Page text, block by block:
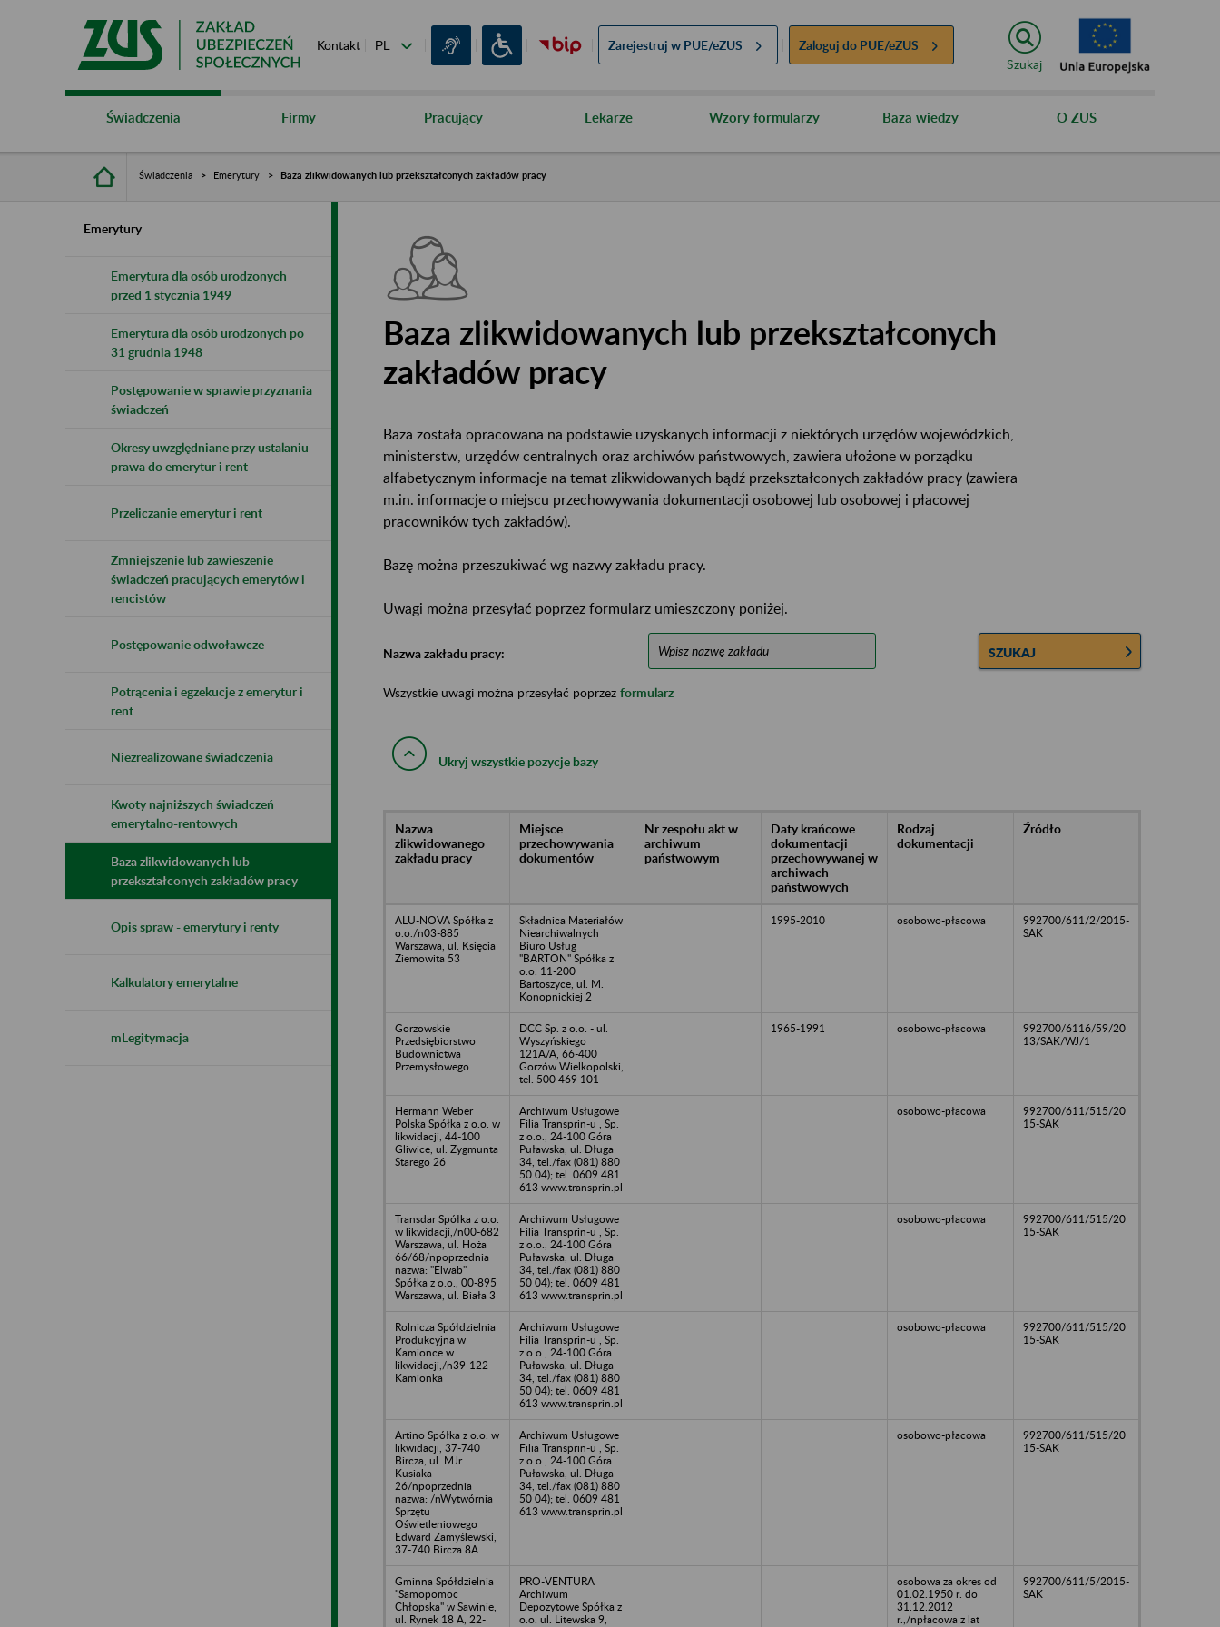
Kontakt Zarejestruj w PUE/eZUS Zaloguj do PUE/eZUS
Szukaj
Świadczenia Firmy Pracujący Lekarze Wzory formularzy Baza wiedzy O ZUS
Świadczenia Emerytury Baza zlikwidowanych lub przekształconych zakładów pracy
Emerytury
Emerytura dla osób urodzonych
przed 1 stycznia 1949
Emerytura dla osób urodzonych po
31 grudnia 1948
Postępowanie w sprawie przyznania
świadczeń
Okresy uwzględniane przy ustalaniu
prawa do emerytur i rent
Przeliczanie emerytur i rent
Zmniejszenie lub zawieszenie
świadczeń pracujących emerytów i
rencistów
Postępowanie odwoławcze
Potrącenia i egzekucje z emerytur i
rent
Niezrealizowane świadczenia
Kwoty najniższych świadczeń
emerytalno-rentowych
Baza zlikwidowanych lub
przekształconych zakładów pracy
Opis spraw - emerytury i renty
Kalkulatory emerytalne
mLegitymacja
Baza zlikwidowanych lub przekształconych
zakładów pracy
Baza została opracowana na podstawie uzyskanych informacji z niektórych urzędów wojewódzkich,
ministerstw, urzędów centralnych oraz archiwów państwowych, zawiera ułożone w porządku
alfabetycznym informacje na temat zlikwidowanych bądź przekształconych zakładów pracy (zawiera
m.in. informacje o miejscu przechowywania dokumentacji osobowej lub osobowej i płacowej
pracowników tych zakładów).
Bazę można przeszukiwać wg nazwy zakładu pracy.
Uwagi można przesyłać poprzez formularz umieszczony poniżej.
Nazwa zakładu pracy: SZUKAJ
Wszystkie uwagi można przesyłać poprzez formularz
Ukryj wszystkie pozycje bazy
Nazwa
zlikwidowanego
zakładu pracy
Miejsce
przechowywania
dokumentów
Nr zespołu akt w
archiwum
państwowym
Daty krańcowe
dokumentacji
przechowywanej w
archiwach
państwowych
Rodzaj
dokumentacji
Źródło
ALU-NOVA Spółka z
o.o./n03-885
Warszawa, ul. Księcia
Ziemowita 53
Składnica Materiałów
Niearchiwalnych
Biuro Usług
"BARTON" Spółka z
o.o. 11-200
Bartoszyce, ul. M.
Konopnickiej 2
1995-2010 osobowo-płacowa
992700/611/2/2015-
SAK
Gorzowskie
Przedsiębiorstwo
Budownictwa
Przemysłowego
DCC Sp. z o.o. - ul.
Wyszyńskiego
121A/A, 66-400
Gorzów Wielkopolski,
tel. 500 469 101
1965-1991 osobowo-płacowa
992700/6116/59/20
13/SAK/WJ/1
Hermann Weber
Polska Spółka z o.o. w
likwidacji, 44-100
Gliwice, ul. Zygmunta
Starego 26
Archiwum Usługowe
Filia Transprin-u , Sp.
z o.o., 24-100 Góra
Puławska, ul. Długa
34, tel./fax (081) 880
50 04); tel. 0609 481
613 www.transprin.pl
osobowo-płacowa
992700/611/515/20
15-SAK
Transdar Spółka z o.o.
w likwidacji,/n00-682
Warszawa, ul. Hoża
66/68/npoprzednia
nazwa: "Elwab"
Spółka z o.o., 00-895
Warszawa, ul. Biała 3
Archiwum Usługowe
Filia Transprin-u , Sp.
z o.o., 24-100 Góra
Puławska, ul. Długa
34, tel./fax (081) 880
50 04); tel. 0609 481
613 www.transprin.pl
osobowo-płacowa
992700/611/515/20
15-SAK
Rolnicza Spółdzielnia
Produkcyjna w
Kamionce w
likwidacji,/n39-122
Kamionka
Archiwum Usługowe
Filia Transprin-u , Sp.
z o.o., 24-100 Góra
Puławska, ul. Długa
34, tel./fax (081) 880
50 04); tel. 0609 481
613 www.transprin.pl
osobowo-płacowa
992700/611/515/20
15-SAK
Artino Spółka z o.o. w
likwidacji, 37-740
Bircza, ul. MJr.
Kusiaka
26/npoprzednia
nazwa: /nWytwórnia
Sprzętu
Oświetleniowego
Edward Zamyślewski,
37-740 Bircza 8A
Archiwum Usługowe
Filia Transprin-u , Sp.
z o.o., 24-100 Góra
Puławska, ul. Długa
34, tel./fax (081) 880
50 04); tel. 0609 481
613 www.transprin.pl
osobowo-płacowa
992700/611/515/20
15-SAK
Gminna Spółdzielnia
"Samopomoc
Chłopska" w Sawinie,
ul. Rynek 18 A, 22-
PRO-VENTURA
Archiwum
Depozytowe Spółka z
o.o. ul. Litewska 9,
osobowa za okres od
01.02.1950 r. do
31.12.2012
r.,/npłacowa z lat
992700/611/5/2015-
SAK